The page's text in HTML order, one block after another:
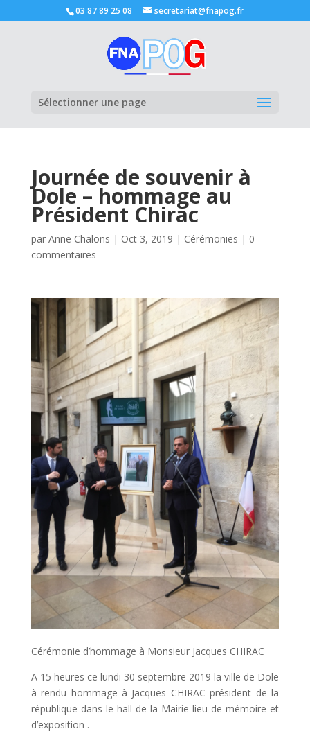
03 87 89 25 08 secretariat@fnapog.fr
Sélectionner une page
Journée de souvenir à
Dole – hommage au
Président Chirac
par Anne Chalons | Oct 3, 2019 | Cérémonies | 0
commentaires
Cérémonie d’hommage à Monsieur Jacques CHIRAC
A 15 heures ce lundi 30 septembre 2019 la ville de Dole
à rendu hommage à Jacques CHIRAC président de la
république dans le hall de la Mairie lieu de mémoire et
d’exposition .